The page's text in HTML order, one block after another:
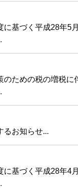
に基づく平成28年5
のための税の増税に
るお知らせ...
に基づく平成28年4